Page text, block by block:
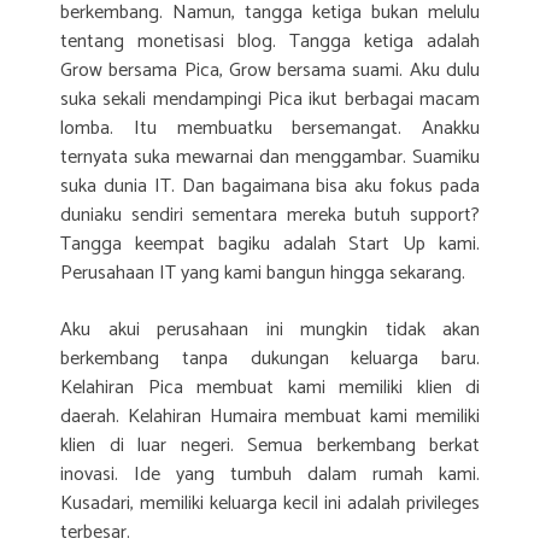
berkembang. Namun, tangga ketiga bukan melulu
tentang monetisasi blog. Tangga ketiga adalah
Grow bersama Pica, Grow bersama suami. Aku dulu
suka sekali mendampingi Pica ikut berbagai macam
lomba. Itu membuatku bersemangat. Anakku
ternyata suka mewarnai dan menggambar. Suamiku
suka dunia IT. Dan bagaimana bisa aku fokus pada
duniaku sendiri sementara mereka butuh support?
Tangga keempat bagiku adalah Start Up kami.
Perusahaan IT yang kami bangun hingga sekarang.
Aku akui perusahaan ini mungkin tidak akan
berkembang tanpa dukungan keluarga baru.
Kelahiran Pica membuat kami memiliki klien di
daerah. Kelahiran Humaira membuat kami memiliki
klien di luar negeri. Semua berkembang berkat
inovasi. Ide yang tumbuh dalam rumah kami.
Kusadari, memiliki keluarga kecil ini adalah privileges
terbesar.